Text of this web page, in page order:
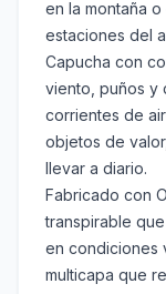
en la montaña
estaciones del
Capucha con
viento, puños y
corrientes de
objetos de
llevar a diario.
Fabricado con
transpirable
en condiciones
multicapa que